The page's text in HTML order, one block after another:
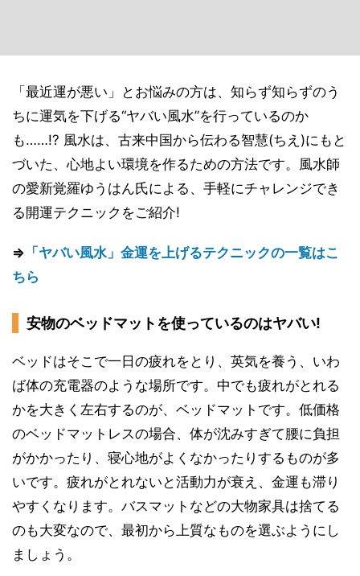
「最近運が悪い」とお悩みの方は、知らず知らずのう
ちに運気を下げる“ヤバい風水”を行っているのか
も……!? 風水は、古来中国から伝わる智慧(ちえ)にもと
づいた、心地よい環境を作るための方法です。風水師
の愛新覚羅ゆうはん氏による、手軽にチャレンジでき
る開運テクニックをご紹介!
⇒ 「ヤバい風水」金運を上げるテクニックの一覧はこ
ちら
安物のベッドマットを使っているのはヤバい!
ベッドはそこで一日の疲れをとり、英気を養う、いわ
ば体の充電器のような場所です。中でも疲れがとれる
かを大きく左右するのが、ベッドマットです。低価格
のベッドマットレスの場合、体が沈みすぎて腰に負担
がかかったり、寝心地がよくなかったりするものが多
いです。疲れがとれないと活動力が衰え、金運も滞り
やすくなります。バスマットなどの大物家具は捨てる
のも大変なので、最初から上質なものを選ぶようにし
ましょう。